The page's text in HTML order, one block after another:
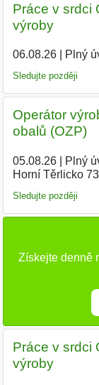
Práce v srdci
výroby
06.08.26| Plný
Sledujte později
Operátor
obalů (OZP)
05.08.26| Plný
Horní Těrlicko
Sledujte později
Získejte denně
Práce v srdci
výroby